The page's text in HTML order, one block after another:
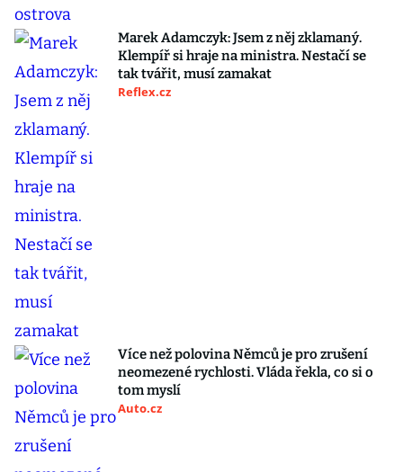
Marek Adamczyk: Jsem z něj zklamaný.
Klempíř si hraje na ministra. Nestačí se
tak tvářit, musí zamakat
Reflex.cz
Více než polovina Němců je pro zrušení
neomezené rychlosti. Vláda řekla, co si o
tom myslí
Auto.cz